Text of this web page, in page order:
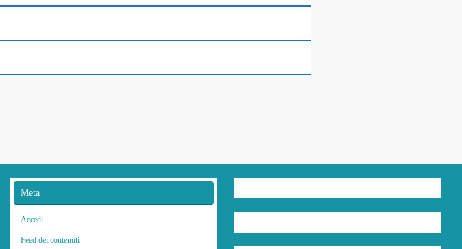
Meta
Accedi
Feed dei contenuti